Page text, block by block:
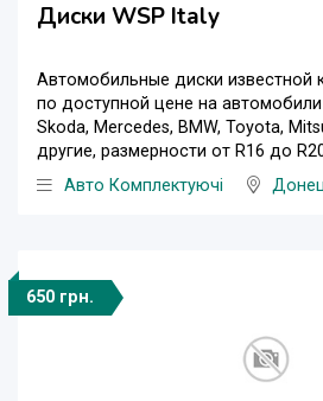
Диски WSP Italy
Автомобильные диски известной
по доступной цене на автомобили
Skoda, Mercedes, BMW, Toyota,
другие, размерности от R16 до
Авто Комплектуючі
650 грн.